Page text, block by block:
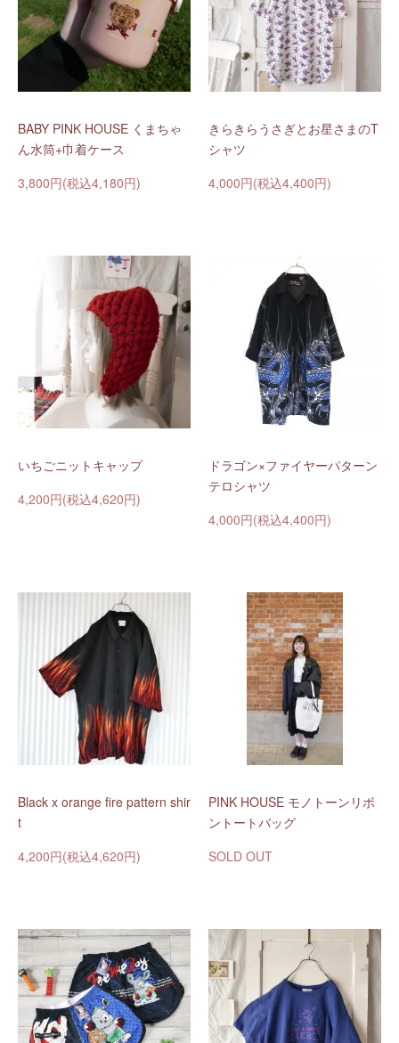
BABY PINK HOUSE くまちゃ
ん水筒+巾着ケース
3,800円(税込4,180円)
きらきらうさぎとお星さまのT
シャツ
4,000円(税込4,400円)
いちごニットキャップ
4,200円(税込4,620円)
ドラゴン×ファイヤーパターン
テロシャツ
4,000円(税込4,400円)
Black x orange fire pattern shir
t
4,200円(税込4,620円)
PINK HOUSE モノトーンリボ
ントートバッグ
SOLD OUT